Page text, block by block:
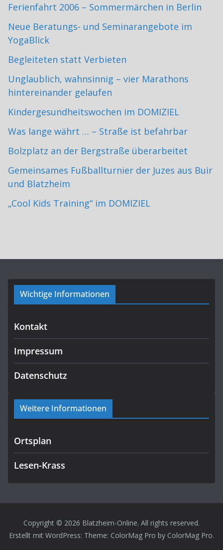
Ferienfahrt 2006 – Sommermärchen in Berlin
Neue Beratungs- und Seminarangebote im
YogaBlick
Begleiteten statt Verbieten
Unglaublich, wahnsinnig – vier Marathons
hintereinander gelaufen
Kindergesundheitswochen im DOMIZIEL
Was lange währt … – Straße ist befahrbar
Bolzplatz an der Bergstraße überarbeitet
Gemeinsames Fußballturnier der Juzes aus Buir
und Blatzheim
„Cool Kids Training“ im DOMIZIEL
Wichtige Informationen
Kontakt
Impressum
Datenschutz
Weitere Informationen
Ortsplan
Lesen-Krass
Copyright © 2026 Blatzheim-Online. All rights reserved.
Erstellt mit WordPress: Theme: ColorMag Pro by ColorMag Pro.